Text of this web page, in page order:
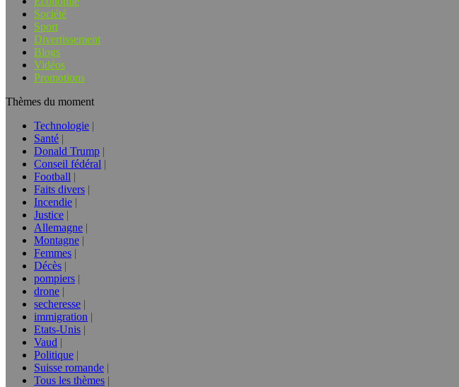
Société
Sport
Divertissement
Blogs
Vidéos
Promotions
Thèmes du moment
Technologie
Santé
Donald Trump
Conseil fédéral
Football
Faits divers
Incendie
Justice
Allemagne
Montagne
Femmes
Décès
pompiers
drone
secheresse
immigration
Etats-Unis
Vaud
Politique
Suisse romande
Tous les thèmes